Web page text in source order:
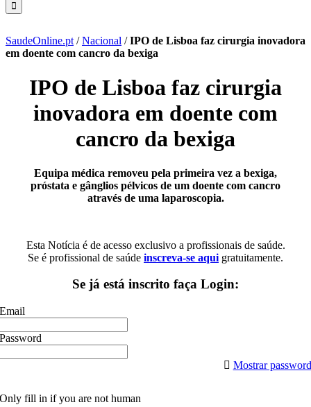
SaudeOnline.pt /Nacional /IPO de Lisboa faz cirurgia inovadora
em doente com cancro da bexiga
IPO de Lisboa faz cirurgia
inovadora em doente com
cancro da bexiga
Equipa médica removeu pela primeira vez a bexiga,
próstata e gânglios pélvicos de um doente com cancro
através de uma laparoscopia.
Esta Notícia é de acesso exclusivo a profissionais de saúde.
Se é profissional de saúde inscreva-se aqui gratuitamente.
Se já está inscrito faça Login:
Email
Password
Mostrar password
Only fill in if you are not human